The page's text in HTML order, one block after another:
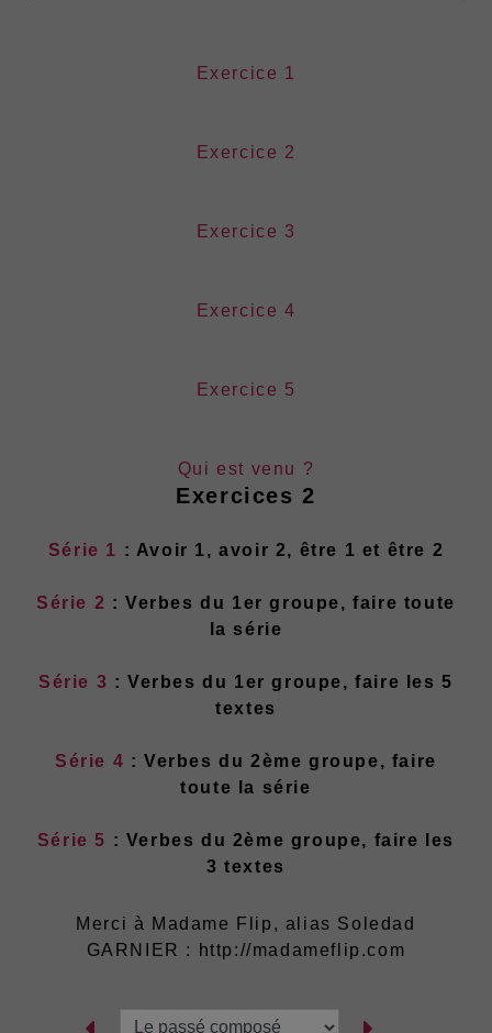
Exercice 1
Exercice 2
Exercice 3
Exercice 4
Exercice 5
Qui est venu ?
Exercices 2
Série 1 : Avoir 1, avoir 2, être 1 et être 2
Série 2 : Verbes du 1er groupe, faire toute
la série
Série 3 : Verbes du 1er groupe, faire les 5
textes
Série 4 : Verbes du 2ème groupe, faire
toute la série
Série 5 : Verbes du 2ème groupe, faire les
3 textes
Merci à Madame Flip, alias Soledad
GARNIER : http://madameflip.com